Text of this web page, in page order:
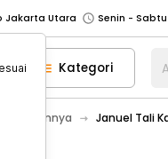
Jakarta Utara
Tangerang
Cikupa
n Go Jakarta Barat
Senin -
n Go Bekasi
Senin - Jumat
Senin - Jumat
Kategori
Lainnya Januel Tali